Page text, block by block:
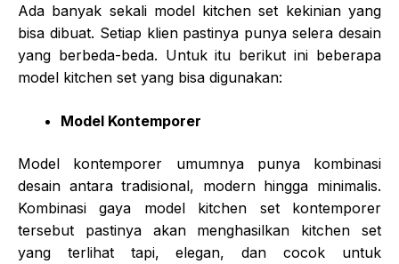
Ada banyak sekali model kitchen set kekinian yang
bisa dibuat. Setiap klien pastinya punya selera desain
yang berbeda-beda. Untuk itu berikut ini beberapa
model kitchen set yang bisa digunakan:
Model Kontemporer
Model kontemporer umumnya punya kombinasi
desain antara tradisional, modern hingga minimalis.
Kombinasi gaya model kitchen set kontemporer
tersebut pastinya akan menghasilkan kitchen set
yang terlihat tapi, elegan, dan cocok untuk